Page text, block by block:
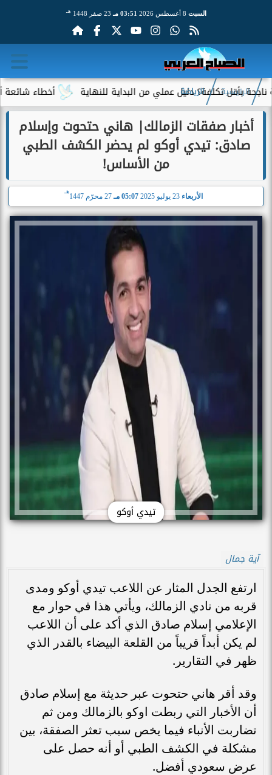
السبت 03:51 مـ 23 صفر 1448 هـ
أخطاء شائعة أثناء تكلفة؟ دليل عملي من البداية للنهاية
الرئيسية الرياضة
أخبار صفقات الزمالك| هاني حتحوت وإسلام
صادق: تيدي أوكو لم يحضر الكشف الطبي
من الأساس!
الأربعاء 05:07 مـ 27 محرّم 1447
هـ
تيدي أوكو
آية جمال
ارتفع الجدل المثار عن اللاعب تيدي أوكو ومدى
قربه من نادي الزمالك، ويأتي هذا في حوار مع
الإعلامي إسلام صادق الذي أكد على أن اللاعب
لم يكن أبداً قريباً من القلعة البيضاء بالقدر الذي
ظهر في التقارير.
وقد أقر هاني حتحوت عبر حديثة مع إسلام صادق
أن الأخبار التي ربطت اوكو بالزمالك ومن ثم
تضاربت الأنباء فيما يخص سبب تعثر الصفقة، بين
مشكلة في الكشف الطبي أو أنه حصل على
عرض سعودي أفضل.